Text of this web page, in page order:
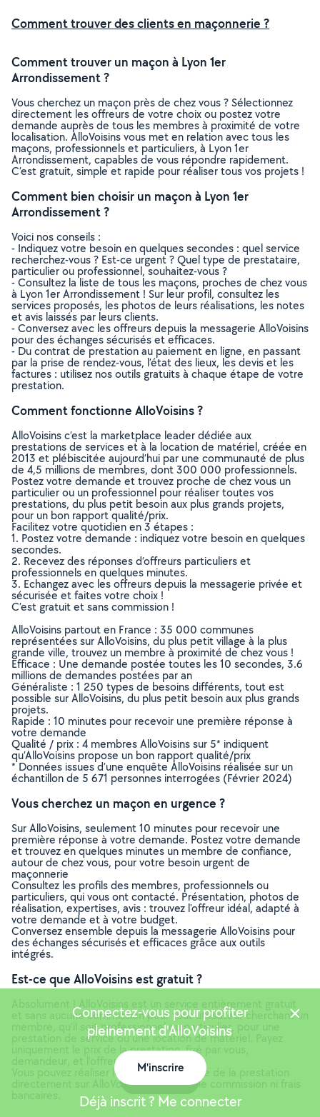
Comment trouver des clients en maçonnerie ?
Comment trouver un maçon à Lyon 1er
Arrondissement ?
Vous cherchez un maçon près de chez vous ? Sélectionnez
directement les offreurs de votre choix ou postez votre
demande auprès de tous les membres à proximité de votre
localisation. AlloVoisins vous met en relation avec tous les
maçons, professionnels et particuliers, à Lyon 1er
Arrondissement, capables de vous répondre rapidement.
C’est gratuit, simple et rapide pour réaliser tous vos projets !
Comment bien choisir un maçon à Lyon 1er
Arrondissement ?
Voici nos conseils :
- Indiquez votre besoin en quelques secondes : quel service
recherchez-vous ? Est-ce urgent ? Quel type de prestataire,
particulier ou professionnel, souhaitez-vous ?
- Consultez la liste de tous les maçons, proches de chez vous
à Lyon 1er Arrondissement ! Sur leur profil, consultez les
services proposés, les photos de leurs réalisations, les notes
et avis laissés par leurs clients.
- Conversez avec les offreurs depuis la messagerie AlloVoisins
pour des échanges sécurisés et efficaces.
- Du contrat de prestation au paiement en ligne, en passant
par la prise de rendez-vous, l’état des lieux, les devis et les
factures : utilisez nos outils gratuits à chaque étape de votre
prestation.
Comment fonctionne AlloVoisins ?
AlloVoisins c’est la marketplace leader dédiée aux
prestations de services et à la location de matériel, créée en
2013 et plébiscitée aujourd’hui par une communauté de plus
de 4,5 millions de membres, dont 300 000 professionnels.
Postez votre demande et trouvez proche de chez vous un
particulier ou un professionnel pour réaliser toutes vos
prestations, du plus petit besoin aux plus grands projets,
pour un bon rapport qualité/prix.
Facilitez votre quotidien en 3 étapes :
1. Postez votre demande : indiquez votre besoin en quelques
secondes.
2. Recevez des réponses d’offreurs particuliers et
professionnels en quelques minutes.
3. Echangez avec les offreurs depuis la messagerie privée et
sécurisée et faites votre choix !
C’est gratuit et sans commission !
AlloVoisins partout en France : 35 000 communes
représentées sur AlloVoisins, du plus petit village à la plus
grande ville, trouvez un membre à proximité de chez vous !
Efficace : Une demande postée toutes les 10 secondes, 3.6
millions de demandes postées par an
Généraliste : 1 250 types de besoins différents, tout est
possible sur AlloVoisins, du plus petit besoin aux plus grands
projets.
Rapide : 10 minutes pour recevoir une première réponse à
votre demande
Qualité / prix : 4 membres AlloVoisins sur 5* indiquent
qu’AlloVoisins propose un bon rapport qualité/prix
* Données issues d’une enquête AlloVoisins réalisée sur un
échantillon de 5 671 personnes interrogées (Février 2024)
Vous cherchez un maçon en urgence ?
Sur AlloVoisins, seulement 10 minutes pour recevoir une
première réponse à votre demande. Postez votre demande
et trouvez en quelques minutes un membre de confiance,
autour de chez vous, pour votre besoin urgent de
maçonnerie
Consultez les profils des membres, professionnels ou
particuliers, qui vous ont contacté. Présentation, photos de
réalisation, expertises, avis : trouvez l'offreur idéal, adapté à
votre demande et à votre budget.
Conversez ensemble depuis la messagerie AlloVoisins pour
des échanges sécurisés et efficaces grâce aux outils
intégrés.
Est-ce que AlloVoisins est gratuit ?
Absolument ! AlloVoisins est un service entièrement gratuit
et sans aucune commission pour tout utilisateur cherchant un
membre, qu’il soit professionnel ou particulier, pour une
prestation de service ou une location de matériel. Payez
uniquement le prix de la prestation, fixé par vous,
demandeur, et l’offreur.
Vous pouvez réaliser le paiement en ligne de la prestation
directement sur AlloVoisins, sans aucune commission ni frais
Connectez-vous pour profiter
pleinement d'AlloVoisins
M'inscrire
Déjà inscrit ? Me connecter